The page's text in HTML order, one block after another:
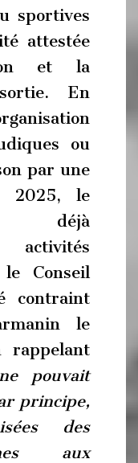
sportives
attestée
et la
En
ou
par une
2025, le
déjà
activités
Conseil
contraint
le
ne pouvait
principe,
des
aux